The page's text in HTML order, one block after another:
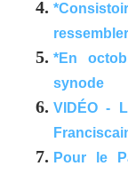
*En
synode
VIDÉO -
Pour le